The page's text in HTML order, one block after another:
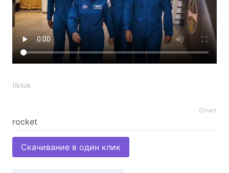
tiktok
Отчет
Скачивание в один клик